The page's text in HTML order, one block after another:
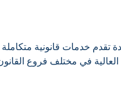
تقدم خدمات قانونية متكاملة
العالية في مختلف فروع